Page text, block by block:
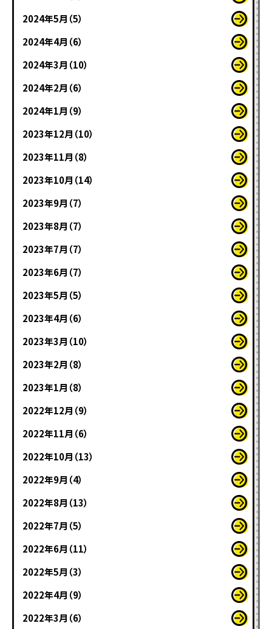
2024年5月（5）
2024年4月（6）
2024年3月（10）
2024年2月（6）
2024年1月（9）
2023年12月（10）
2023年11月（8）
2023年10月（14）
2023年9月（7）
2023年8月（7）
2023年7月（7）
2023年6月（7）
2023年5月（5）
2023年4月（6）
2023年3月（10）
2023年2月（8）
2023年1月（8）
2022年12月（9）
2022年11月（6）
2022年10月（13）
2022年9月（4）
2022年8月（13）
2022年7月（5）
2022年6月（11）
2022年5月（3）
2022年4月（9）
2022年3月（6）